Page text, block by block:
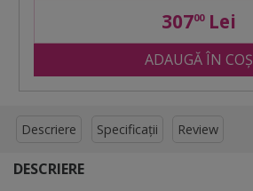
30700Lei
ADAUGĂ ÎN COȘ
Descriere Specificații Review
DESCRIERE